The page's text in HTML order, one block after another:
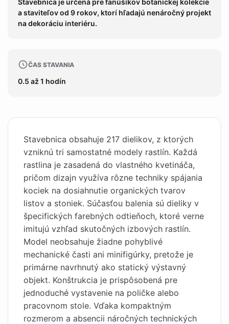
Stavebnica je určená pre fanúšikov botanickej kolekcie
a staviteľov od 9 rokov, ktorí hľadajú nenáročný projekt
na dekoráciu interiéru.
ČAS STAVANIA
0.5 až 1 hodín
Stavebnica obsahuje 217 dielikov, z ktorých
vzniknú tri samostatné modely rastlín. Každá
rastlina je zasadená do vlastného kvetináča,
pričom dizajn využíva rôzne techniky spájania
kociek na dosiahnutie organických tvarov
listov a stoniek. Súčasťou balenia sú dieliky v
špecifických farebných odtieňoch, ktoré verne
imitujú vzhľad skutočných izbových rastlín.
Model neobsahuje žiadne pohyblivé
mechanické časti ani minifigúrky, pretože je
primárne navrhnutý ako statický výstavný
objekt. Konštrukcia je prispôsobená pre
jednoduché vystavenie na poličke alebo
pracovnom stole. Vďaka kompaktným
rozmerom a absencii náročných technických